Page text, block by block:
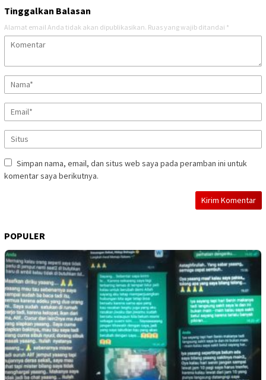
Tinggalkan Balasan
Alamat email Anda tidak akan dipublikasikan. Ruas yang wajib ditandai *
Simpan nama, email, dan situs web saya pada peramban ini untuk
komentar saya berikutnya.
POPULER